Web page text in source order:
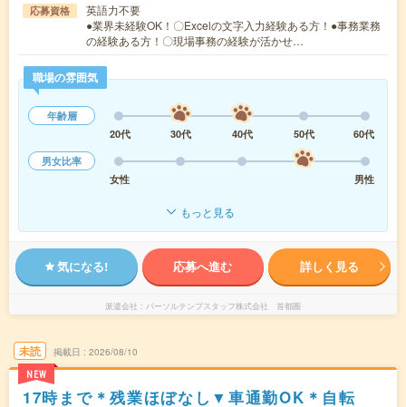
応募資格
英語力不要
●業界未経験OK！〇Excelの文字入力経験ある方！●事務業務
の経験ある方！〇現場事務の経験が活かせ…
職場の雰囲気
年齢層
20代
30代 40代 50代
60代
男女比率
女性
男性
もっと見る
気になる! 応募へ進む 詳しく見る
派遣会社 パーソルテンプスタッフ株式会社 首都圏
未読
NEW
掲載日 2026/08/10
17時まで＊残業ほぼなし▼車通勤OK＊自転